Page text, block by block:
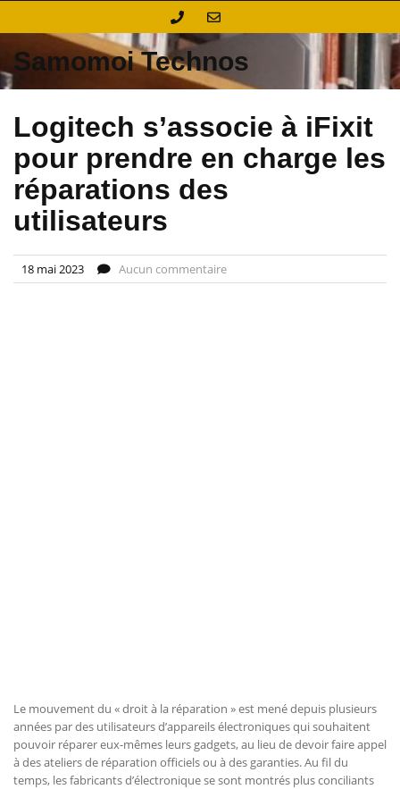
Samomoi Technos
Logitech s’associe à iFixit
pour prendre en charge les
réparations des
utilisateurs
18 mai 2023 Aucun commentaire
Le mouvement du « droit à la réparation » est mené depuis plusieurs
années par des utilisateurs d’appareils électroniques qui souhaitent
pouvoir réparer eux-mêmes leurs gadgets, au lieu de devoir faire appel
à des ateliers de réparation officiels ou à des garanties. Au fil du
temps, les fabricants d’électronique se sont montrés plus conciliants